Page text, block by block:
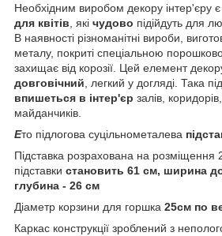
Необхідним виробом декору інтер'єру є
для квітів, які чудово підійдуть для
В наявності різноманітні вироби,
металу, покриті спеціальною
захищає від корозії. Цей елемент
довговічний, легкий у догляді. Така
впишеться в інтер'єр залів,
майданчиків.
Ето підлогова суцільнометалева
Підставка розрахована на розміщення
підставки становить 61 см, ширина
глубина - 26 см
Діаметр корзини для горшка 25см по
Каркас конструкції зроблений з